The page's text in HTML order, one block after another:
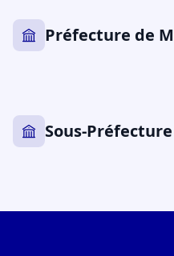
Préfecture de
Sous-